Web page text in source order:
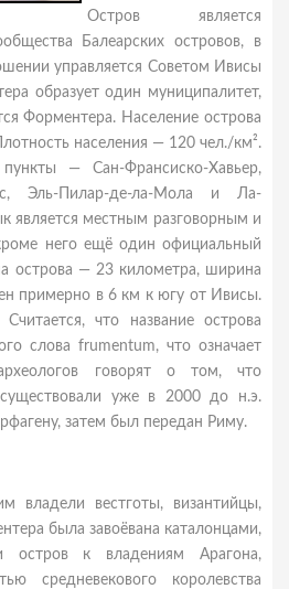
Остров является
Балеарских островов, в
управляется Советом Ивисы
образует один муниципалитет,
Форментера. Население острова
населения — 120 чел./км².
— Сан-Франсиско-Хавьер,
Эль-Пилар-де-ла-Мола и Ла-
является местным разговорным и
него ещё один официальный
острова — 23 километра, ширина
примерно в 6 км к югу от Ивисы.
что название острова
слова frumentum, что означает
говорят о том, что
уже в 2000 до н.э.
затем был передан Риму.
владели вестготы, византийцы,
была завоёвана каталонцами,
остров к владениям Арагона,
средневекового королевства